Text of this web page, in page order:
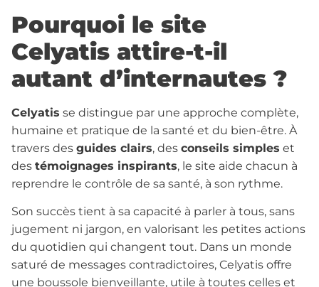
Pourquoi le site
Celyatis attire-t-il
autant d’internautes ?
Celyatis se distingue par une approche complète,
humaine et pratique de la santé et du bien-être. À
travers des guides clairs, des conseils simples et
des témoignages inspirants, le site aide chacun à
reprendre le contrôle de sa santé, à son rythme.
Son succès tient à sa capacité à parler à tous, sans
jugement ni jargon, en valorisant les petites actions
du quotidien qui changent tout. Dans un monde
saturé de messages contradictoires, Celyatis offre
une boussole bienveillante, utile à toutes celles et